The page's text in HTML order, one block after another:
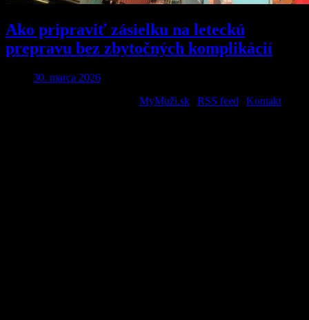
Ako pripraviť zásielku na leteckú
prepravu bez zbytočných komplikácií
30. marca 2026
MyMuži.sk RSS feed Kontakt